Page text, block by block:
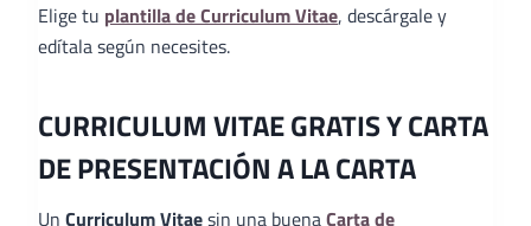
Elige tu plantilla de Curriculum Vitae, descárgale y
edítala según necesites.
CURRICULUM VITAE GRATIS Y CARTA
DE PRESENTACIÓN A LA CARTA
Un Curriculum Vitaesin una buenaCarta de